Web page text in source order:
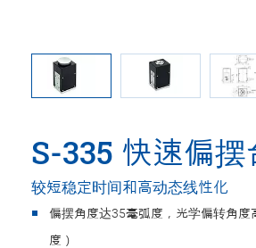
S-335 快速偏摆
较短稳定时间和高动态线性化
偏摆角度达35毫弧度，光学偏转角度
度）